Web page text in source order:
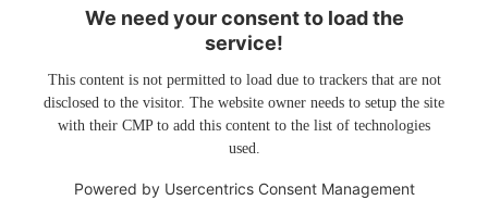
We need your consent to load the
service!
This content is not permitted to load due to trackers that are not
disclosed to the visitor. The website owner needs to setup the site
with their CMP to add this content to the list of technologies
used.
Powered by Usercentrics Consent Management